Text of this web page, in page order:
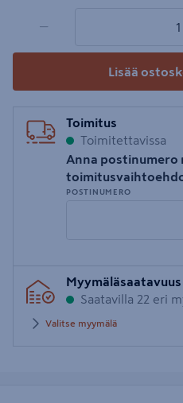
−
Lisää
Toimitus
Toimitettavissa
Anna postinumero
POSTINUMERO
postinumero
Myymäläsaatavuus
Saatavilla 22 eri
Valitse myymälä